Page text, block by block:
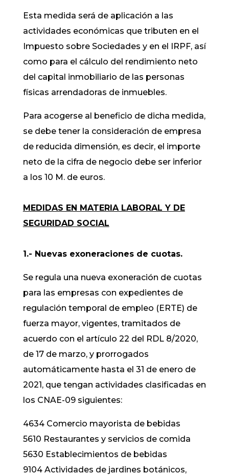
Esta medida será de aplicación a las
actividades económicas que tributen en el
Impuesto sobre Sociedades y en el IRPF, así
como para el cálculo del rendimiento neto
del capital inmobiliario de las personas
físicas arrendadoras de inmuebles.
Para acogerse al beneficio de dicha medida,
se debe tener la consideración de empresa
de reducida dimensión, es decir, el importe
neto de la cifra de negocio debe ser inferior
a los 10 M. de euros.
MEDIDAS EN MATERIA LABORAL Y DE
SEGURIDAD SOCIAL
1.- Nuevas exoneraciones de cuotas.
Se regula una nueva exoneración de cuotas
para las empresas con expedientes de
regulación temporal de empleo (ERTE) de
fuerza mayor, vigentes, tramitados de
acuerdo con el artículo 22 del RDL 8/2020,
de 17 de marzo, y prorrogados
automáticamente hasta el 31 de enero de
2021, que tengan actividades clasificadas en
los CNAE-09 siguientes:
4634 Comercio mayorista de bebidas
5610 Restaurantes y servicios de comida
5630 Establecimientos de bebidas
9104 Actividades de jardines botánicos,